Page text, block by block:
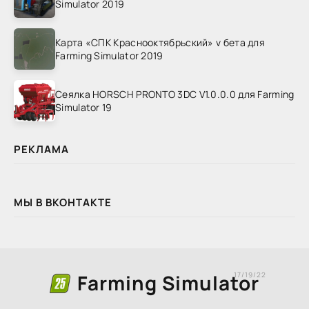
Simulator 2019
Карта «СПК Краснооктябрьский» v бета для
Farming Simulator 2019
Сеялка HORSCH PRONTO 3DC V1.0.0.0 для Farming
Simulator 19
РЕКЛАМА
МЫ В ВКОНТАКТЕ
Farming Simulator
17/19/22